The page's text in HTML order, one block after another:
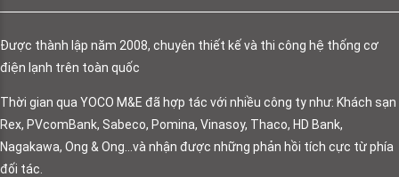
Được thành lập năm 2008, chuyên thiết kế và thi công hệ thống cơ
điện lạnh trên toàn quốc
Thời gian qua YOCO M&E đã hợp tác với nhiều công ty như: Khách sạn
Rex, PVcomBank, Sabeco, Pomina, Vinasoy, Thaco, HD Bank,
Nagakawa, Ong & Ong…và nhận được những phản hồi tích cực từ phía
đối tác.